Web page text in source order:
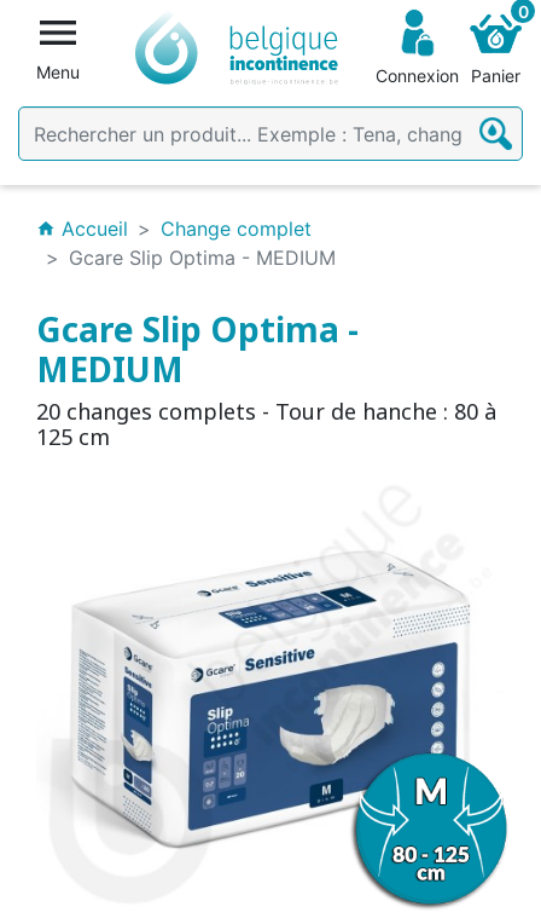

Menu Connexion
0
Panier
home Accueil
Change complet
Gcare Slip Optima - MEDIUM
Gcare Slip Optima -
MEDIUM
20 changes complets - Tour de hanche : 80 à
125 cm